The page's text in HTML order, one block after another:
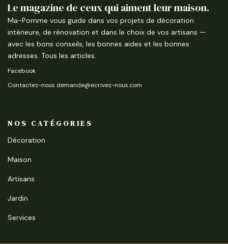
Le magazine de ceux qui aiment leur maison.
Ma-Pomme vous guide dans vos projets de décoration
intérieure, de rénovation et dans le choix de vos artisans —
avec les bons conseils, les bonnes aides et les bonnes
adresses. Tous les articles.
Facebook
Contactez-nous demande@ecrivez-nous.com
NOS CATÉGORIES
Décoration
Maison
Artisans
Jardin
Services